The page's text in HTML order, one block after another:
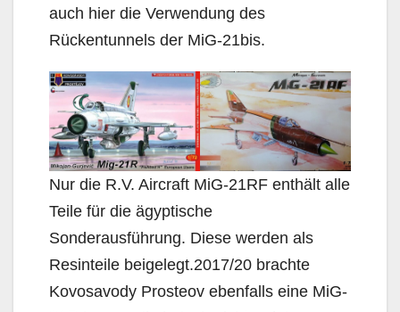
auch hier die Verwendung des
Rückentunnels der MiG-21bis.
Nur die R.V. Aircraft MiG-21RF enthält alle
Teile für die ägyptische
Sonderausführung. Diese werden als
Resinteile beigelegt.2017/20 brachte
Kovosavody Prosteov ebenfalls eine MiG-